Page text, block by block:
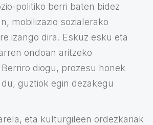
politiko berri baten bidez
mobilizazio sozialerako
izango dira. Eskuz esku eta
ondoan aritzeko
diogu, prozesu honek
guztiok egin dezakegu
eta kulturgileen ordezkariak